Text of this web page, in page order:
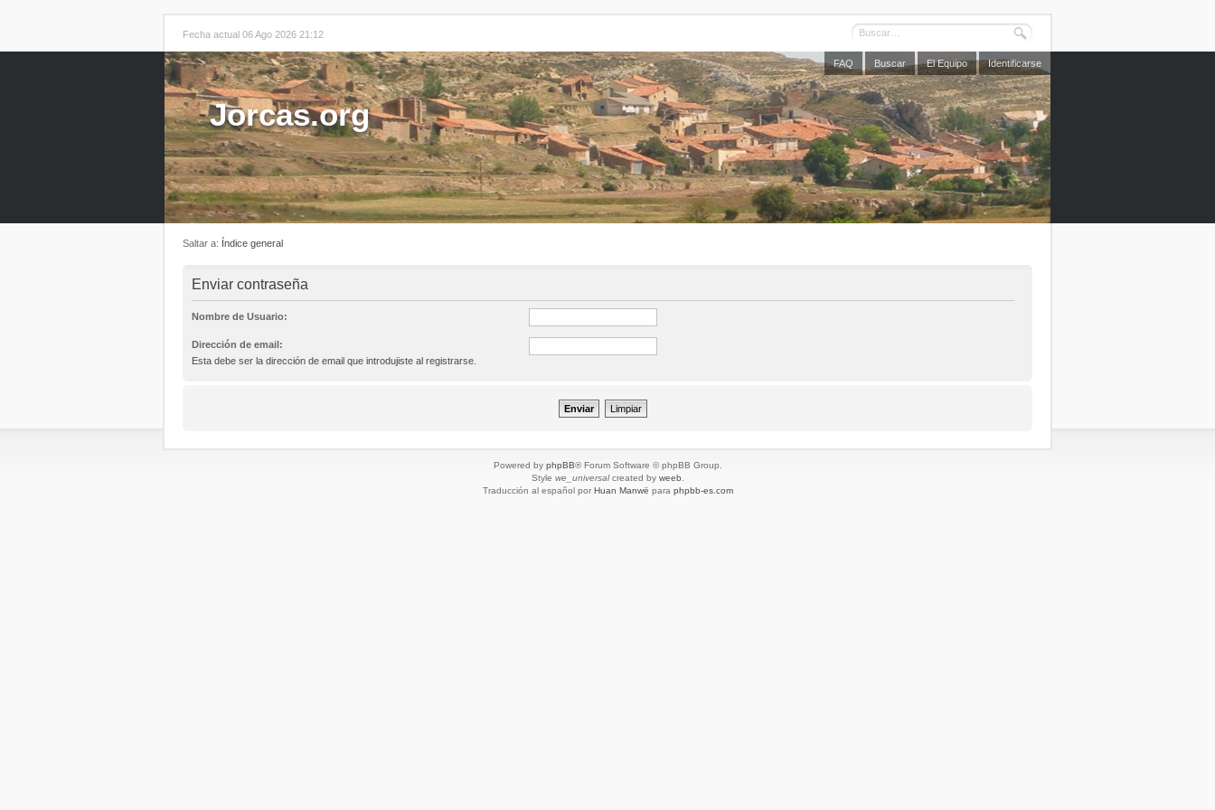
Fecha actual 06 Ago 2026 21:12
FAQ Buscar El Equipo Identificarse
Jorcas.org
Saltar a: Índice general
Enviar contraseña
Nombre de Usuario:
Dirección de email:
Esta debe ser la dirección de email que introdujiste al registrarse.
Powered by phpBB® Forum Software © phpBB Group.
Style we_universalcreated by weeb
Traducción al español por Huan Manwë para phpbb-es.com